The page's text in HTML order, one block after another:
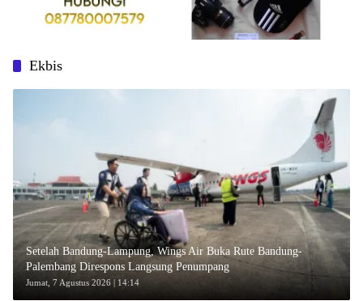
Ekbis
Setelah Bandung-Lampung, Wings Air Buka Rute Bandung-
Palembang Direspons Langsung Penumpang
Jumat, 7 Agustus 2026 | 14:14